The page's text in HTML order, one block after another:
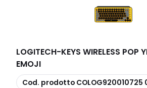
LOGITECH-KEYS WIRELESS POP
EMOJI
copia
Cod. prodotto COLOG920010725